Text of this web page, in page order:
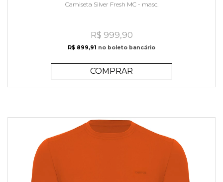
Camiseta Silver Fresh MC - masc.
R$ 999,90
R$ 899,91 no boleto bancário
COMPRAR